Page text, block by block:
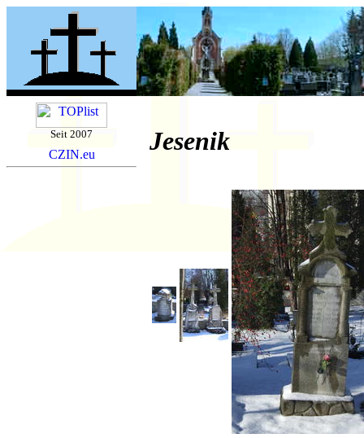
Seit 2007 Jesenik